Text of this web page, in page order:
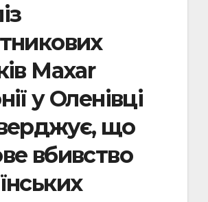
Maxar
у Оленівці
що
вбивство